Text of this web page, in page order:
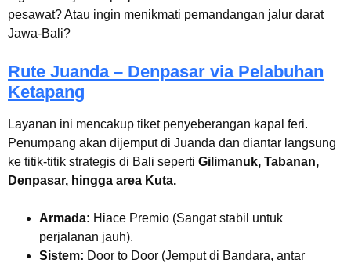
pesawat? Atau ingin menikmati pemandangan jalur darat
Jawa-Bali?
Rute Juanda – Denpasar via Pelabuhan
Ketapang
Layanan ini mencakup tiket penyeberangan kapal feri.
Penumpang akan dijemput di Juanda dan diantar langsung
ke titik-titik strategis di Bali seperti Gilimanuk, Tabanan,
Denpasar, hingga area Kuta.
Armada: Hiace Premio (Sangat stabil untuk
perjalanan jauh).
Sistem: Door to Door (Jemput di Bandara, antar